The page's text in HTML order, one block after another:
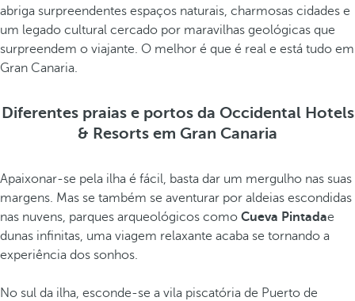
abriga surpreendentes espaços naturais, charmosas cidades e
um legado cultural cercado por maravilhas geológicas que
surpreendem o viajante. O melhor é que é real e está tudo em
Gran Canaria.
Diferentes praias e portos da Occidental Hotels
& Resorts em Gran Canaria
Apaixonar-se pela ilha é fácil, basta dar um mergulho nas suas
margens. Mas se também se aventurar por aldeias escondidas
nas nuvens, parques arqueológicos como Cueva Pintadae
dunas infinitas, uma viagem relaxante acaba se tornando a
experiência dos sonhos.
No sul da ilha, esconde-se a vila piscatória de Puerto de